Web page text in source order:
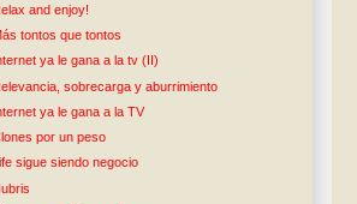
and enjoy!
tontos que tontos
ya le gana a la tv (II)
sobrecarga y aburrimiento
ya le gana a la TV
por un peso
Life sigue siendo negocio